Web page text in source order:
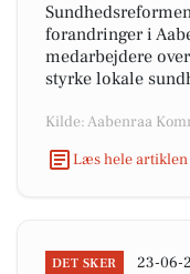
forandringer i
medarbejdere
styrke lokale
Kilde: Aabenraa
Læs hele
DET SKER 23-06-